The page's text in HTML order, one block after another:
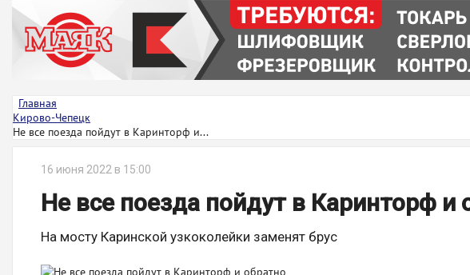
КРУЖКИ И СЕКЦИИ
ЗАВОДУ "МАЯК" 85 ЛЕТ
ЭКОЛОГИЯ
Главная
Кирово-Чепецк
Не все поезда пойдут в Каринторф и...
16 июня 2022 в 15:00
Не все поезда пойдут в Каринторф и
На мосту Каринской узкоколейки заменят брус